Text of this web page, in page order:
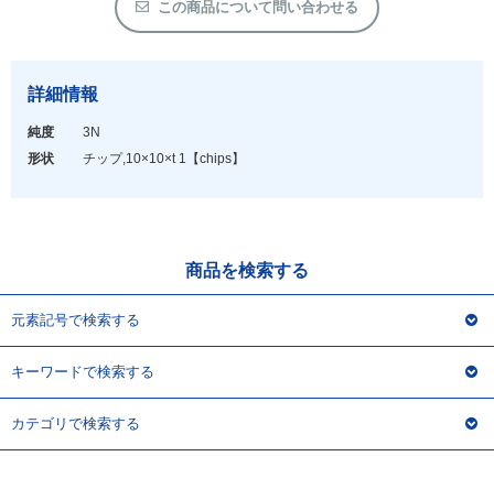
この商品について問い合わせる
詳細情報
純度
3N
形状
チップ,10×10×t 1 【chips】
商品を検索する
元素記号で検索する
キーワードで検索する
カテゴリで検索する